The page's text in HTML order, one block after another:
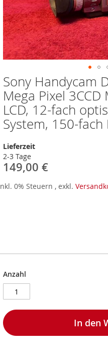
Sony Handycam
Mega Pixel
LCD, 12-fach
System, 150-
Lieferzeit
2-3 Tage
149,00 €
0% Steuern , exkl.
Anzahl
In den
Zum
Anfang
der
Bildergalerie
springen